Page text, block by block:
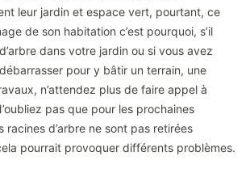
leur jardin et espace vert, pourtant, ce
de son habitation c’est pourquoi, s’il
dans votre jardin ou si vous avez
pour y bâtir un terrain, une
n’attendez plus de faire appel à
pas que pour les prochaines
racines d’arbre ne sont pas retirées
pourrait provoquer différents problèmes.